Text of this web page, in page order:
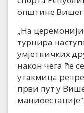
општине
„На
турнира
умјетничких
након чега ће
утакмица
први пут у